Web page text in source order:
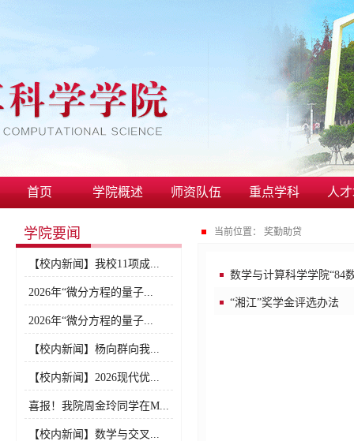
首页 学院概述 师资队伍 重点学科 人
学院要闻
【校内新闻】我校11项成...
2026年“微分方程的量子...
2026年“微分方程的量子...
【校内新闻】杨向群向我...
【校内新闻】2026现代优...
喜报！我院周金玲同学在M...
【校内新闻】数学与交叉...
当前位置： 奖勤助贷
数学与计算科学学院“84
“湘江”奖学金评选办法